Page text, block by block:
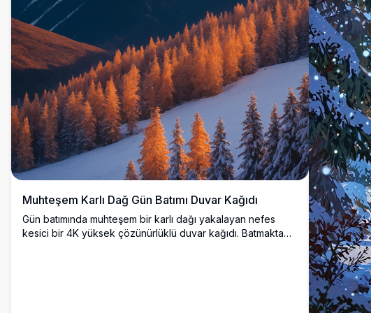
Muhteşem Karlı Dağ Gün Batımı Duvar Kağıdı
Gün batımında muhteşem bir karlı dağı yakalayan nefes
kesici bir 4K yüksek çözünürlüklü duvar kağıdı. Batmakta